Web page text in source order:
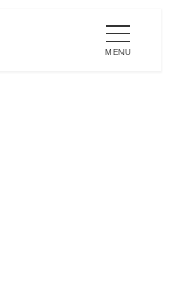
MENU